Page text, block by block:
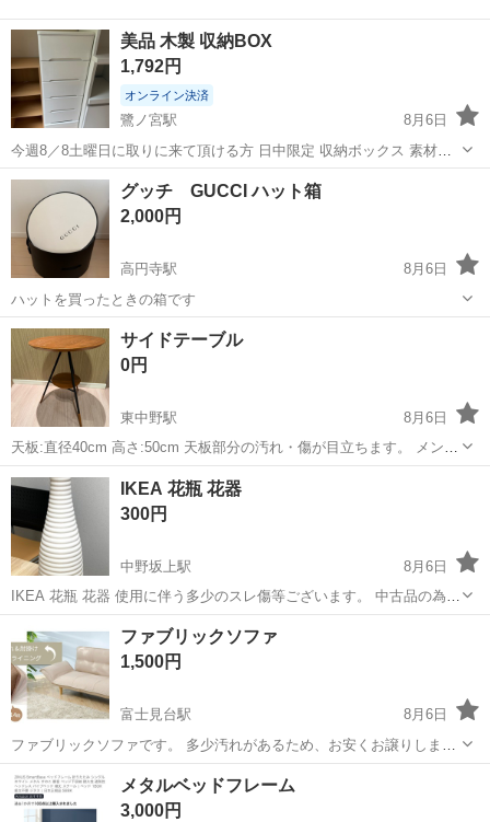
美品 木製 収納BOX
1,792円
オンライン決済
鷺ノ宮駅
8月6日
今週8／8土曜日に取りに来て頂ける方 日中限定 収納ボックス 素材木
製 高さ約116センチ 横約39センチ 奥行き約40センチ
東京 中野区
グッチ GUCCI ハット箱
2,000円
高円寺駅
8月6日
ハットを買ったときの箱です
東京 中野区 高円寺駅 インテリア雑貨/小物
サイドテーブル
0円
東中野駅
8月6日
天板:直径40cm 高さ:50cm 天板部分の汚れ・傷が目立ちます。 メンテ
ナンスをすればまだまだ使えるかと思いますので、どなたか必要な方
がいらっしゃいましたらご連絡願います。 日程調整の上指定場所(東中
野駅と中野駅の中...
東京 中野区 東中野駅 家具
IKEA 花瓶 花器
300円
中野坂上駅
8月6日
IKEA 花瓶 花器 使用に伴う多少のスレ傷等ございます。 中古品の為、
状態についてはご理解の上ご購入をお願いします。 【サイズ】（約）
中野坂上駅
ファブリックソファ
1,500円
富士見台駅
8月6日
ファブリックソファです。 多少汚れがあるため、お安くお譲りしま
す。 自宅まで取りに来ていただける方限定でお願いいたします。 9月7
日から9月13日の間でお取引可能です。
東京 中野区 富士見台駅
メタルベッドフレーム
3,000円